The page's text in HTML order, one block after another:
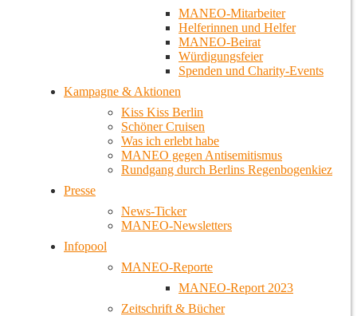
MANEO-Mitarbeiter
Helferinnen und Helfer
MANEO-Beirat
Würdigungsfeier
Spenden und Charity-Events
Kampagne & Aktionen
Kiss Kiss Berlin
Schöner Cruisen
Was ich erlebt habe
MANEO gegen Antisemitismus
Rundgang durch Berlins Regenbogenkiez
Presse
News-Ticker
MANEO-Newsletters
Infopool
MANEO-Reporte
MANEO-Report 2023
Zeitschrift & Bücher